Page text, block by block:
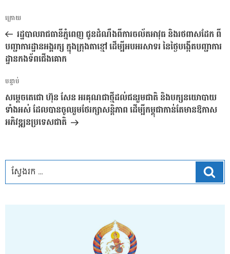
ការ​
នាំទិស​
ប្រកាស
អត្ថបទ
មុន
ក្រោយ
រដ្ឋបាលរាជធានីភ្នំពេញ ជូនដំណឹងពីការចល័តអាវុធ និងរថពាសដែក ពី
បញ្ជាការដ្ឋានអង្គរក្ស ក្នុងក្រុងតាខ្មៅ ដើម្បីអបអរសាទរ នៃថ្ងៃបង្កើតបញ្ជាការ
ដ្ឋានកងទ័ពជើងគោក
អត្ថបទ
បន្ទាប់
បន្ទាប់
សម្តេចតេជោ ហ៊ុន សែន អរគុណជាថ្មីដល់ជនរួមជាតិ និងបក្សនយោបាយ
ទាំងអស់ ដែលបានចូលរួមថែរក្សាសន្តិភាព ដើម្បីកម្ពុជាកាន់តែមានឱកាស
អភិវឌ្ឍនប្រទេសជាតិ